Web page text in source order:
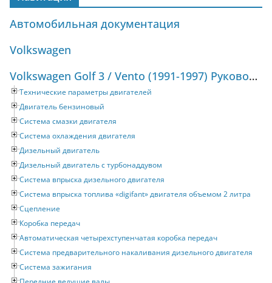
Автомобильная документация
Volkswagen
Volkswagen Golf 3 / Vento (1991-1997) Руководство по ремонту и техническому обслуживанию
Технические параметры двигателей
Двигатель бензиновый
Система смазки двигателя
Система охлаждения двигателя
Дизельный двигатель
Дизельный двигатель с турбонаддувом
Система впрыска дизельного двигателя
Система впрыска топлива «digifant» двигателя объемом 2 литра
Сцепление
Коробка передач
Автоматическая четырехступенчатая коробка передач
Система предварительного накаливания дизельного двигателя
Система зажигания